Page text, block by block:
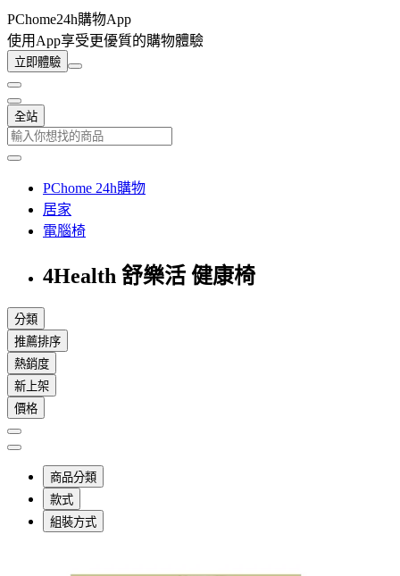
PChome24h購物App
使用App享受更優質的購物體驗
立即體驗
全站
PChome 24h購物
居家
電腦椅
4Health 舒樂活 健康椅
分類
推薦排序
熱銷度
新上架
價格
商品分類
款式
組裝方式